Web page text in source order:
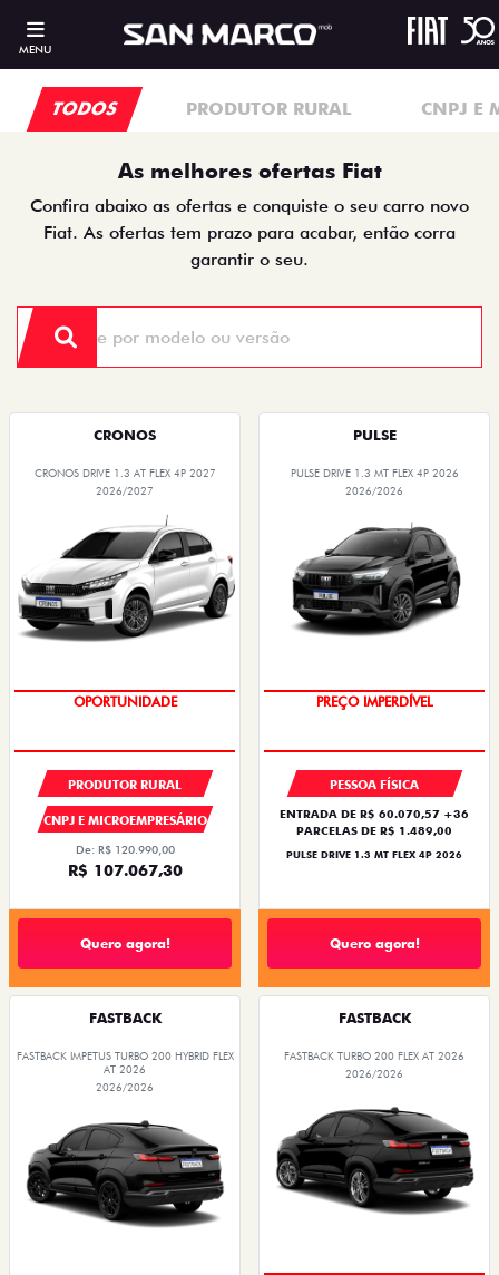
MENU
TODOS PRODUTOR RURAL CNPJ E
As melhores ofertas Fiat
Confira abaixo as ofertas e conquiste o seu carro novo
Fiat. As ofertas tem prazo para acabar, então corra
garantir o seu.
CRONOS
CRONOS DRIVE 1.3 AT FLEX 4P 2027
2026/2027
OPORTUNIDADE
PRODUTOR RURAL
CNPJ E MICROEMPRESÁRIO
De: R$ 120.990,00
R$ 107.067,30
Quero agora!
PULSE
PULSE DRIVE 1.3 MT FLEX 4P 2026
2026/2026
OPORTUNIDADE
PESSOA FÍSICA
ENTRADA DE R$ 60.070,57 +36
PARCELAS DE R$ 1.489,00
PULSE DRIVE 1.3 MT FLEX 4P 2026
Quero agora!
FASTBACK
FASTBACK IMPETUS TURBO 200 HYBRID FLEX
AT 2026
2026/2026
FASTBACK
FASTBACK TURBO 200 FLEX AT 2026
2026/2026